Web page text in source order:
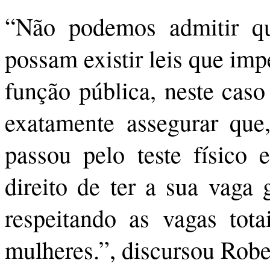
“Não podemos admitir
possam existir leis que
função pública, neste
exatamente assegurar
passou pelo teste físico
direito de ter a sua vaga
respeitando as vagas
mulheres.”, discursou